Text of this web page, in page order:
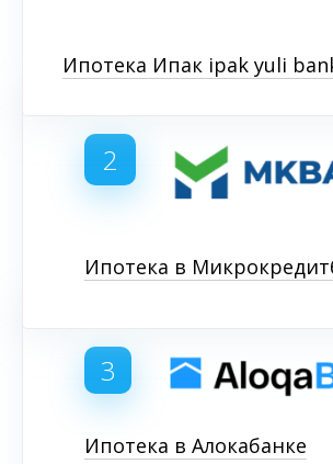
Ипотека Ипак ipak yuli
2
Ипотека в
3
Ипотека в Алокабанке